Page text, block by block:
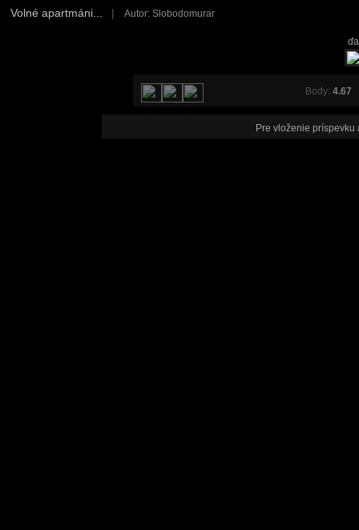
Volné apartmáni... | Autor: Slobodomurar
Body: 4.67
Pre vloženie